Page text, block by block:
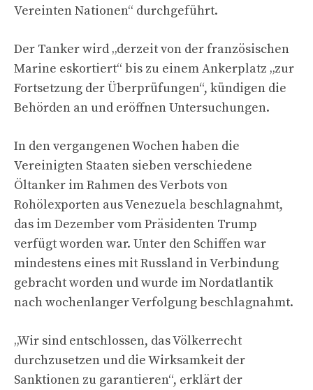
Vereinten Nationen“ durchgeführt.
Der Tanker wird „derzeit von der französischen
Marine eskortiert“ bis zu einem Ankerplatz „zur
Fortsetzung der Überprüfungen“, kündigen die
Behörden an und eröffnen Untersuchungen.
In den vergangenen Wochen haben die
Vereinigten Staaten sieben verschiedene
Öltanker im Rahmen des Verbots von
Rohölexporten aus Venezuela beschlagnahmt,
das im Dezember vom Präsidenten Trump
verfügt worden war. Unter den Schiffen war
mindestens eines mit Russland in Verbindung
gebracht worden und wurde im Nordatlantik
nach wochenlanger Verfolgung beschlagnahmt.
„Wir sind entschlossen, das Völkerrecht
durchzusetzen und die Wirksamkeit der
Sanktionen zu garantieren“, erklärt der